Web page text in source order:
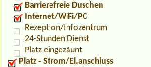
Barrierefreie Duschen
Internet/WiFi/PC
Rezeption/Infozentrum
24-Stunden Dienst
Platz eingezäunt
Platz - Strom/El.anschluss